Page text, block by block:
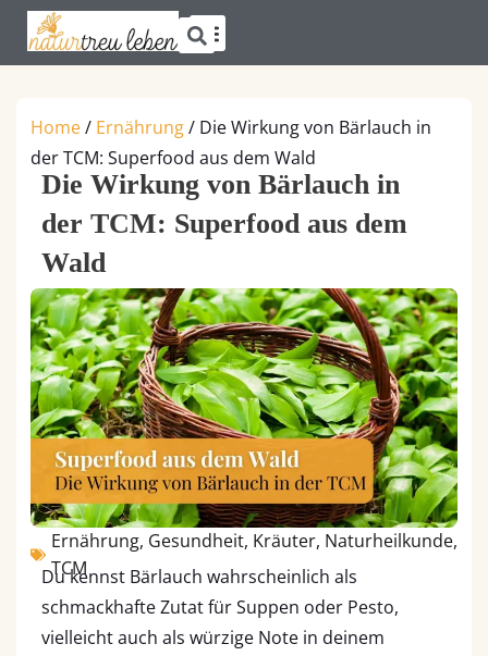
Zum
Inhalt
Menü
Suche
Home/ Ernährung/ Die Wirkung von Bärlauch in
der TCM: Superfood aus dem Wald
Die Wirkung von Bärlauch in
der TCM: Superfood aus dem
Wald
Ernährung, Gesundheit, Kräuter, Naturheilkunde,
TCM
Du kennst Bärlauch wahrscheinlich als
schmackhafte Zutat für Suppen oder Pesto,
vielleicht auch als würzige Note in deinem